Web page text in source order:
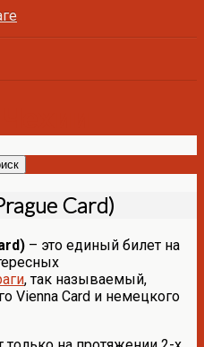
Card)
– это единый билет на
, так называемый,
Vienna Card и немецкого